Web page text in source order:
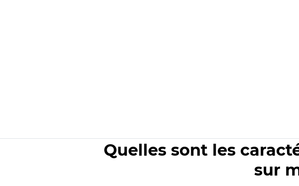
Quelles sont les
sur